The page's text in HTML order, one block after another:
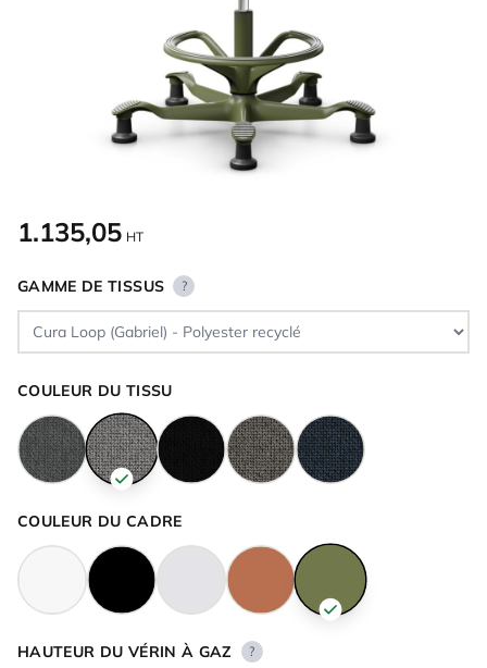
1.135,05 HT
GAMME DE TISSUS ?
COULEUR DU TISSU
COULEUR DU CADRE
HAUTEUR DU VÉRIN À GAZ ?